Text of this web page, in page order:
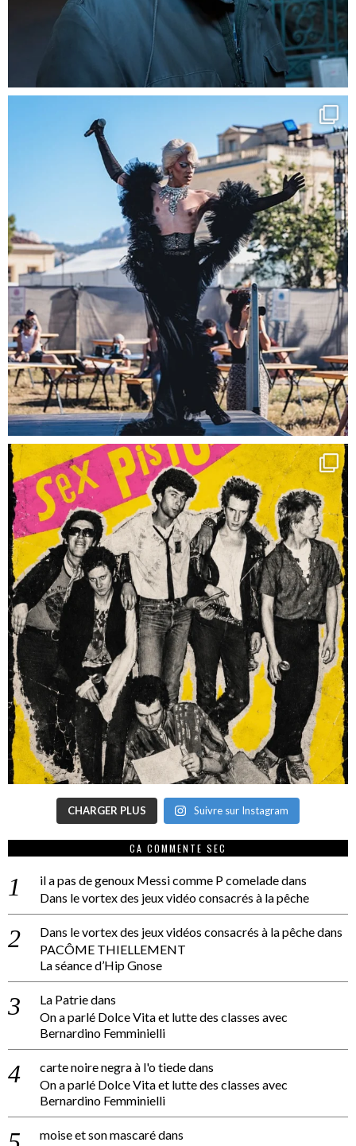
CHARGER PLUS Suivre sur Instagram
CA COMMENTE SEC
il a pas de genoux Messi comme P comeladedans
Dans le vortex des jeux vidéo consacrés à la pêche
Dans le vortex des jeux vidéos consacrés à la pêchedans
PACÔME THIELLEMENT
La séance d’Hip Gnose
La Patriedans
On a parlé Dolce Vita et lutte des classes avec
Bernardino Femminielli
carte noire negra à l'o tiededans
On a parlé Dolce Vita et lutte des classes avec
Bernardino Femminielli
moise et son mascarédans